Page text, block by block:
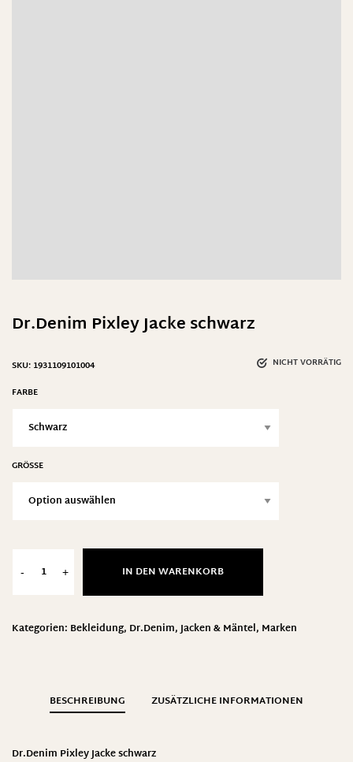
Dr.Denim Pixley Jacke schwarz
NICHT VORRÄTIG
SKU: 1931109101004
FARBE
GRÖSSE
- + IN DEN WARENKORB
Kategorien: Bekleidung, Dr.Denim,Jacken & Mäntel, Marken
BESCHREIBUNG ZUSÄTZLICHE INFORMATIONEN
Dr.Denim Pixley Jacke schwarz